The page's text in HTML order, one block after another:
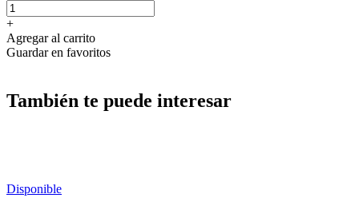
+
Agregar al carrito
Guardar en favoritos
También te puede interesar
Disponible